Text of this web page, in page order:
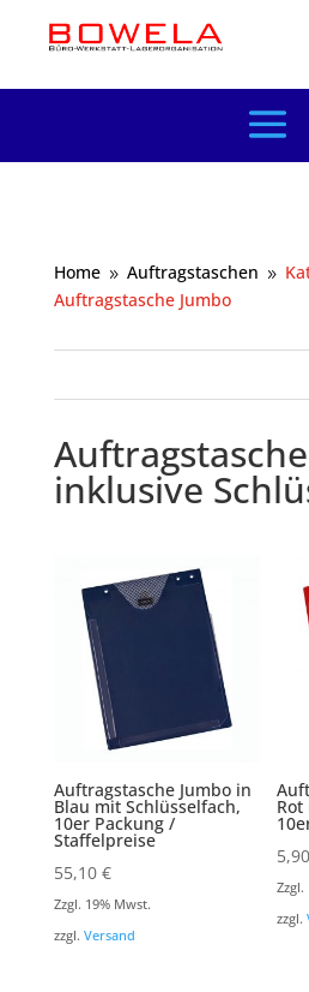
Home 9 Auftragstaschen 9
Auftragstasche Jumbo
inklusive
Auftragstasche Jumbo in
Blau mit Schlüsselfach,
10er Packung /
Staffelpreise
55,10 €
Zzgl. 19% Mwst.
zzgl. Versand
Zzgl.
zzgl.